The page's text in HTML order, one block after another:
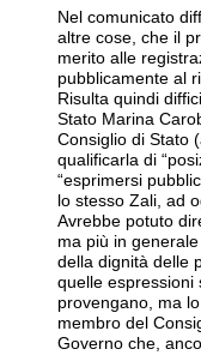
Nel comunicato
altre cose, che il
merito alle
pubblicamente al
Risulta quindi
Stato Marina
Consiglio di Stato
qualificarla di
“esprimersi
lo stesso Zali, ad
Avrebbe potuto
ma più in
della dignità delle
quelle espressioni
provengano, ma
membro del
Governo che,